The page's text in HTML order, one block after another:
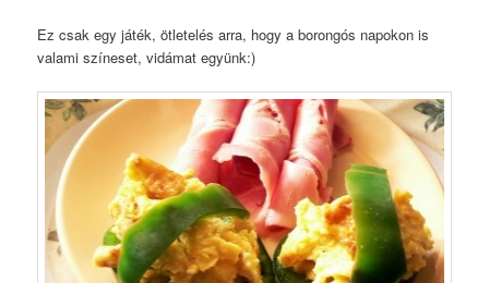
Ez csak egy játék, ötletelés arra, hogy a borongós napokon is
valami színeset, vidámat együnk:)